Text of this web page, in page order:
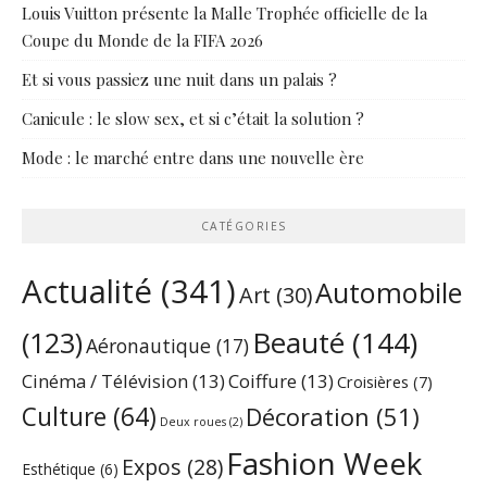
Louis Vuitton présente la Malle Trophée officielle de la
Coupe du Monde de la FIFA 2026
Et si vous passiez une nuit dans un palais ?
Canicule : le slow sex, et si c’était la solution ?
Mode : le marché entre dans une nouvelle ère
CATÉGORIES
Actualité (341)Art (30)Automobile
(123)Aéronautique (17) Beauté (144)
Cinéma / Télévision(13)Coiffure(13) Croisières (7)
Culture (64) Deux roues (2) Décoration (51)
Esthétique (6) Expos (28) Fashion Week